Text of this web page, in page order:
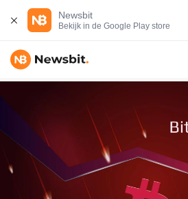
Newsbit
Bekijk in de Google Play store